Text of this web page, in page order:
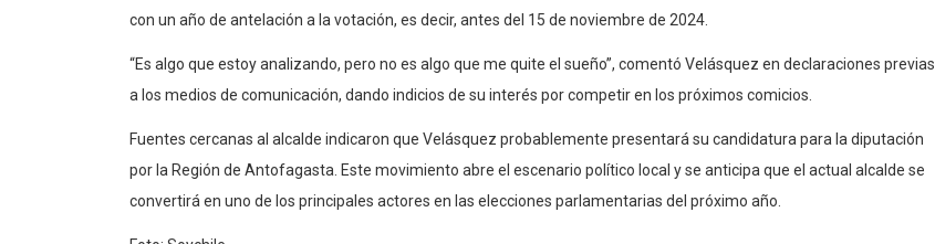
con un año de antelación a la votación, es decir, antes del 15 de noviembre de 2024.
“Es algo que estoy analizando, pero no es algo que me quite el sueño”, comentó Velásquez en declaraciones previas
a los medios de comunicación, dando indicios de su interés por competir en los próximos comicios.
Fuentes cercanas al alcalde indicaron que Velásquez probablemente presentará su candidatura para la diputación
por la Región de Antofagasta. Este movimiento abre el escenario político local y se anticipa que el actual alcalde se
convertirá en uno de los principales actores en las elecciones parlamentarias del próximo año.